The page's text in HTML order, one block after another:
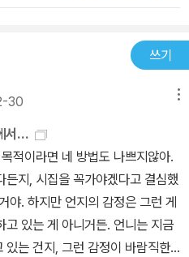
값.…인터넷 서점에서 작년 말쯤
데, 알고 보니 2025년 12월 16일
는 날이라고 하는구나. 250주년
었고, 제인 오스틴의작품들도 많
과 편견>은 재미있게 잘 읽었단
재미있게 읽었나? 싶었어. 그럼
본이라는 시골 마을에살고 있는 베
어. 첫째부터 제인, 엘리자베스, 메
부의 이웃집인 네더필드 파크에
부인 찰스 빙리 씨였어. 딸들이 아
쓰기
30
서…
적이라면 네 방법도 나쁘지않아.
지, 시집을 꼭가야겠다고 결심했
야. 하지만 언지의 감정은 그런 게
있는 게 아니거든. 언니는 지금
있는 건지, 그런 감정이 바람직한